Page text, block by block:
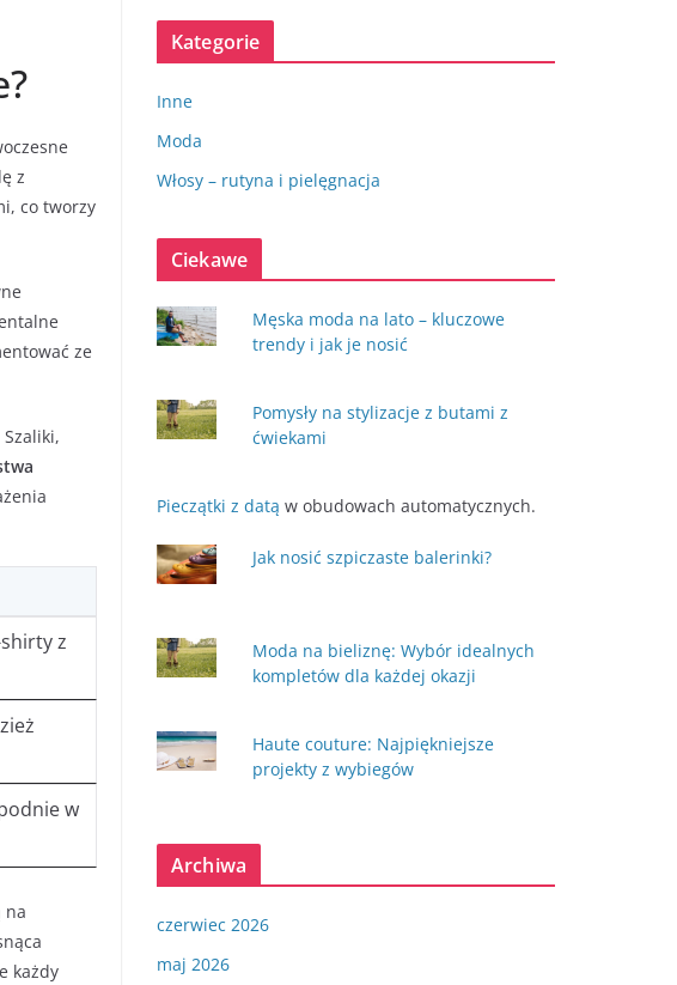
z
co tworzy
ze
z
w
na
każdy
Kategorie
Inne
Moda
Włosy – rutyna i pielęgnacja
Ciekawe
Męska moda na lato – kluczowe
trendy i jak je nosić
Pomysły na stylizacje z butami z
ćwiekami
Pieczątki z datą w obudowach automatycznych.
Jak nosić szpiczaste balerinki?
Moda na bieliznę: Wybór idealnych
kompletów dla każdej okazji
Haute couture: Najpiękniejsze
projekty z wybiegów
Archiwa
czerwiec 2026
maj 2026